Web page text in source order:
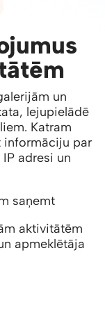
un
lejupielādē
Katram
informāciju par
adresi un
saņemt
aktivitātēm
apmeklētāja